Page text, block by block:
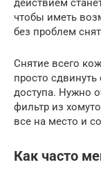
действием
чтобы иметь
без проблем
Снятие всего
просто
доступа. Нужно
фильтр из
все на место и
Как часто